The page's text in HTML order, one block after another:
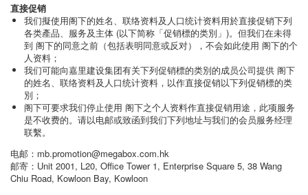
直接促销
我们擬使用阁下的姓名、联络资料及人口统计资料用於直接促销下列
各类產品、服务及主体 (以下简称「促销標的类別」)。但我们在未得
到 阁下的同意之前（包括表明同意或反对），不会如此使用 阁下的个
人资料；
我们可能向嘉里建设集团有关下列促销標的类別的成员公司提供 阁下
的姓名、联络资料及人口统计资料，以作直接促销以下列促销標的类
別；
阁下可要求我们停止使用 阁下之个人资料作直接促销用途，此项服务
是不收费的。请以电邮或致函到我们下列地址与我们的会员服务经理
联繫。
电邮：mb.promotion@megabox.com.hk
邮寄：Unit 2001, L20, Office Tower 1, Enterprise Square 5, 38 Wang
Chiu Road, Kowloon Bay, Kowloon